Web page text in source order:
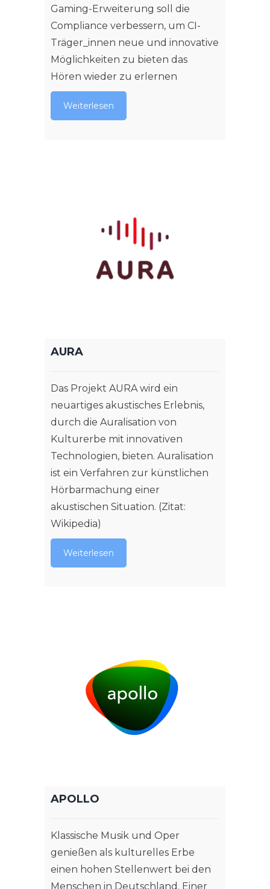
Gaming-Erweiterung soll die
Compliance verbessern, um CI-
Träger_innen neue und innovative
Möglichkeiten zu bieten das
Hören wieder zu erlernen
Weiterlesen
AURA
Das Projekt AURA wird ein
neuartiges akustisches Erlebnis,
durch die Auralisation von
Kulturerbe mit innovativen
Technologien, bieten. Auralisation
ist ein Verfahren zur künstlichen
Hörbarmachung einer
akustischen Situation. (Zitat:
Wikipedia)
Weiterlesen
APOLLO
Klassische Musik und Oper
genießen als kulturelles Erbe
einen hohen Stellenwert bei den
Menschen in Deutschland. Einer